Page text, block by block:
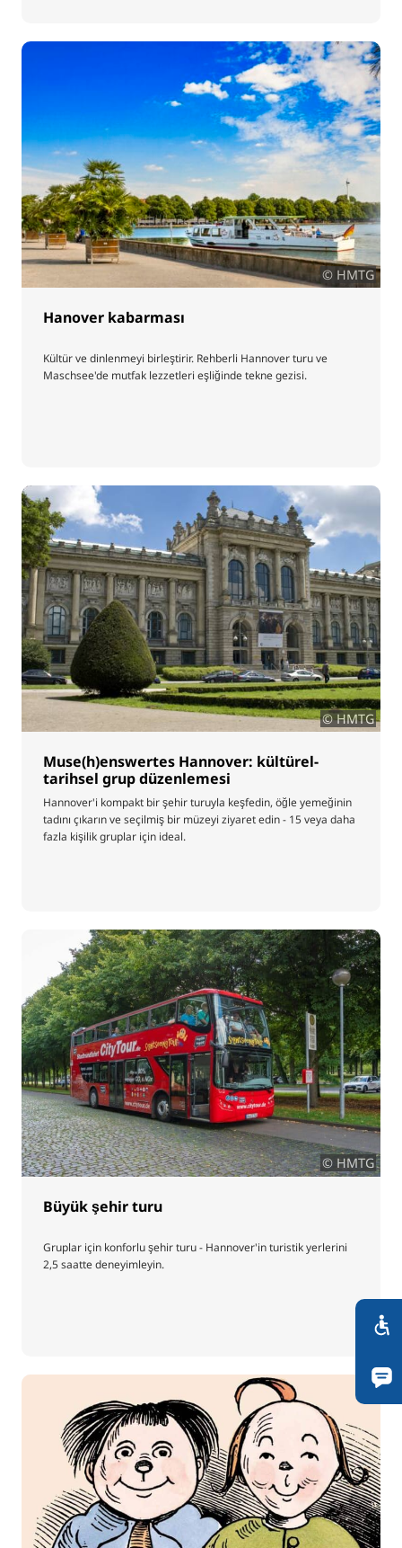
© HMTG
Hanover kabarması
Kültür ve dinlenmeyi birleştirir. Rehberli Hannover turu ve
Maschsee'de mutfak lezzetleri eşliğinde tekne gezisi.
© HMTG
Muse(h)enswertes Hannover: kültürel-
tarihsel grup düzenlemesi
Hannover'i kompakt bir şehir turuyla keşfedin, öğle yemeğinin
tadını çıkarın ve seçilmiş bir müzeyi ziyaret edin - 15 veya daha
fazla kişilik gruplar için ideal.
© HMTG
Büyük şehir turu
Gruplar için konforlu şehir turu - Hannover'in turistik yerlerini
2,5 saatte deneyimleyin.